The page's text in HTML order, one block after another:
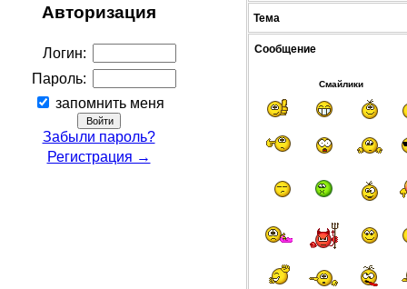
Авторизация
Логин:
Пароль:
запомнить меня
Забыли пароль?
Регистрация →
Тема
Сообщение
Смайлики